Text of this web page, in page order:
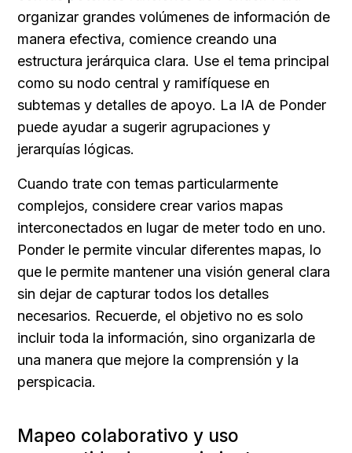
organizar grandes volúmenes de información de
manera efectiva, comience creando una
estructura jerárquica clara. Use el tema principal
como su nodo central y ramifíquese en
subtemas y detalles de apoyo. La IA de Ponder
puede ayudar a sugerir agrupaciones y
jerarquías lógicas.
Cuando trate con temas particularmente
complejos, considere crear varios mapas
interconectados en lugar de meter todo en uno.
Ponder le permite vincular diferentes mapas, lo
que le permite mantener una visión general clara
sin dejar de capturar todos los detalles
necesarios. Recuerde, el objetivo no es solo
incluir toda la información, sino organizarla de
una manera que mejore la comprensión y la
perspicacia.
Mapeo colaborativo y uso